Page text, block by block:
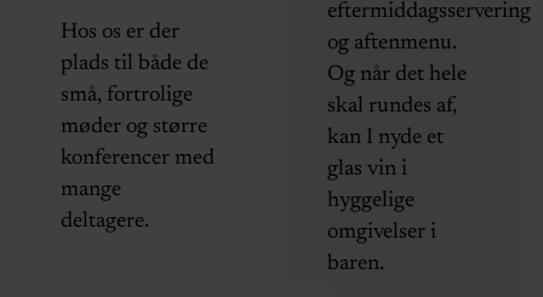
Hos os er der
plads til både de
små, fortrolige
møder og større
konferencer med
mange
deltagere.
eftermiddagsservering
og aftenmenu.
Og når det hele
skal rundes af,
kan I nyde et
glas vin i
hyggelige
omgivelser i
baren.